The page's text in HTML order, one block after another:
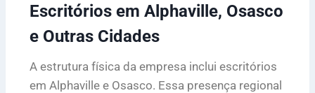
Escritórios em Alphaville, Osasco
e Outras Cidades
A estrutura física da empresa inclui escritórios
em Alphaville e Osasco. Essa presença regional